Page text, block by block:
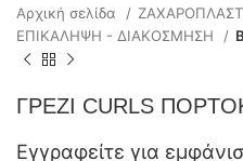
Αρχική σελίδα
ΕΠΙΚΑΛΗΨΗ - ΔΙΑΚΟΣΜΗΣΗ
ΓΡΕΖΙ CURLS
Εγγραφείτε για